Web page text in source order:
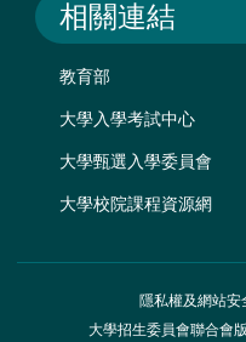
相關連結
教育部
大學入學考試中心
大學甄選入學委員會
大學校院課程資源網
隱私權及網站安
大學招生委員會聯合會